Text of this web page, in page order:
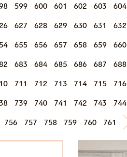
599 600 601 602 603 604
627 628 629 630 631 632
655 656 657 658 659 660
683 684 685 686 687 688
711 712 713 714 715 716
739 740 741 742 743 744
756 757 758 759 760 761